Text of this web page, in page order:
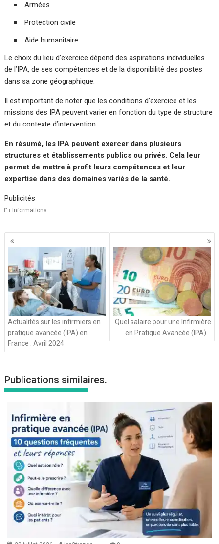
Armées
Protection civile
Aide humanitaire
Le choix du lieu d’exercice dépend des aspirations individuelles
de l’IPA, de ses compétences et de la disponibilité des postes
dans sa zone géographique.
Il est important de noter que les conditions d’exercice et les
missions des IPA peuvent varier en fonction du type de structure
et du contexte d’intervention.
En résumé, les IPA peuvent exercer dans plusieurs
structures et établissements publics ou privés. Cela leur
permet de mettre à profit leurs compétences et leur
expertise dans des domaines variés de la santé.
Publicités
Informations
Navigation
des
articles
Actualités sur les infirmiers en
pratique avancée (IPA) en
France : Avril 2024
Quel salaire pour une Infirmière
en Pratique Avancée (IPA)
Publications similaires.